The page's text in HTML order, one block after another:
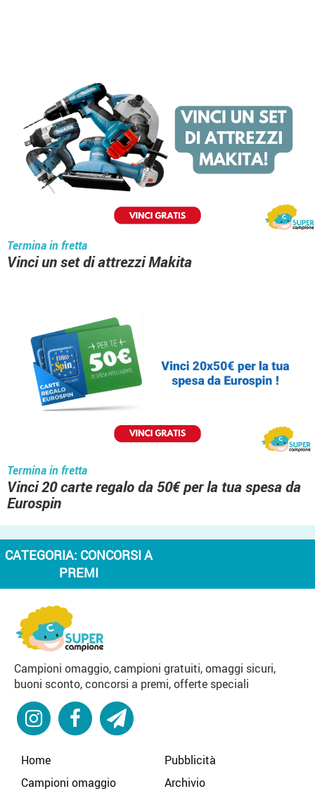
Termina in fretta
Vinci un set di attrezzi Makita
Termina in fretta
Vinci 20 carte regalo da 50€ per la tua spesa da
Eurospin
CATEGORIA: CONCORSI A
PREMI
Campioni omaggio, campioni gratuiti, omaggi sicuri,
buoni sconto, concorsi a premi, offerte speciali
Home
Campioni omaggio
Pubblicità
Archivio